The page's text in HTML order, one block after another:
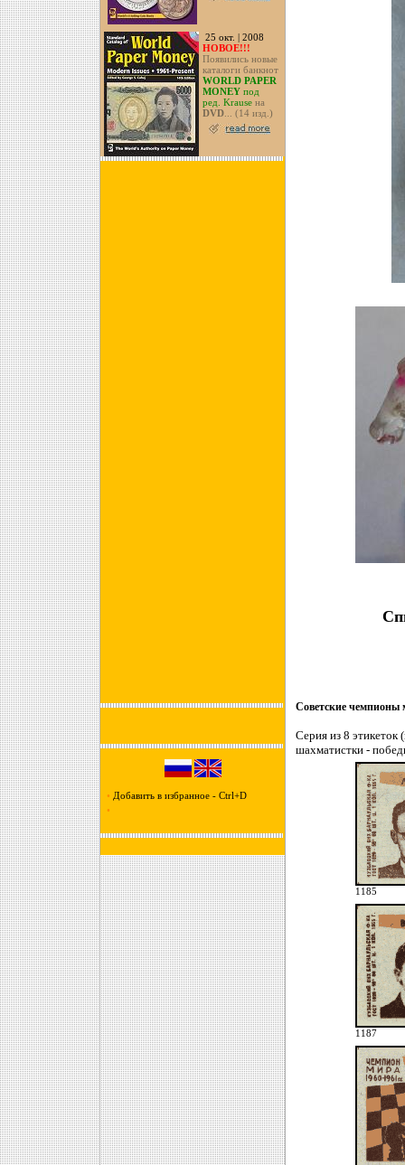
25 окт. | 2008
НОВОЕ!!!
Появились новые
каталоги банкнот
WORLD PAPER
MONEY под
ред. Krause на
DVD ... (14 изд.)
• Добавить в избранное - Ctrl+D
•
Советские
Серия из 8 этикеток
шахматистки -
1185
1187